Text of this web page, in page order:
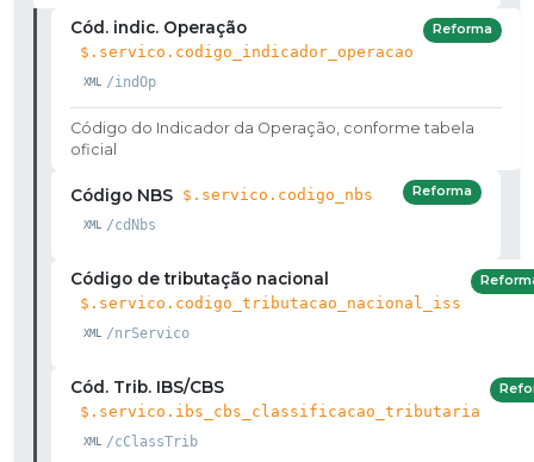
Cód. indic. Operação
$.servico.codigo_indicador_operacao
/indOp
Reforma
Código do Indicador da Operação, conforme tabela
oficial
Código NBS $.servico.codigo_nbs
/cdNbs
Reforma
Código de tributação nacional
$.servico.codigo_tributacao_nacional_iss
/nrServico
Cód. Trib. IBS/CBS
$.servico.ibs_cbs_classificacao_tributaria
/cClassTrib